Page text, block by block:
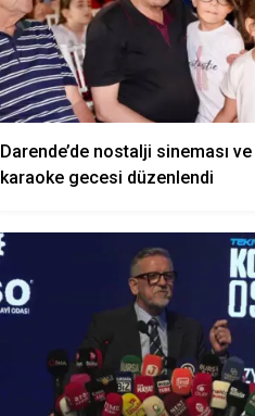
Darende’de nostalji sineması ve
karaoke gecesi düzenlendi